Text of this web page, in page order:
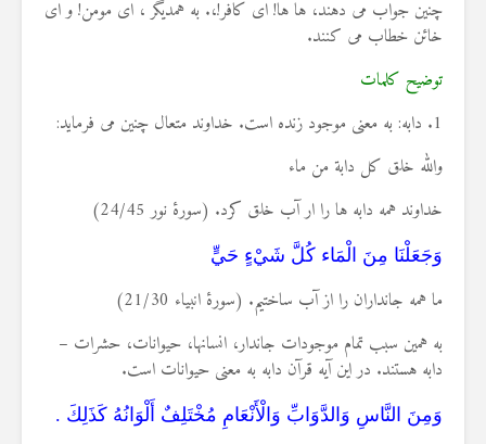
چنین جواب می دهند، ها ها! ای کافر!،. به همدیگر ، ای مومن! و ای
خائن خطاب می کنند.
توضیح کلمات
1. دابه: به معنی موجود زنده است. خداوند متعال چنین می فرماید:
والله خلق كل دابة من ماء
خداوند همه دابه ها را ار آب خلق کرد. (سورۀ نور 24/45)
وَجَعَلْنَا مِنَ الْمَاء كُلَّ شَيْءٍ حَيٍّ
ما همه جانداران را از آب ساختیم. (سورۀ انبیاء 21/30)
به همین سبب تمام موجودات جاندار، انسانها، حیوانات، حشرات –
دابه هستند. در این آیه قرآن دابه به معنی حیوانات است.
وَمِنَ النَّاسِ وَالدَّوَابِّ وَالْأَنْعَامِ مُخْتَلِفٌ أَلْوَانُهُ كَذَلِكَ .